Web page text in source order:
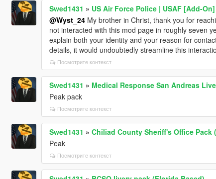
Swed1431 » US Air Force Police | USAF [Add-On]
@Wyst_24My brother in Christ, thank you for
not interacted with this mod page in roughly seven
explain both your identity and your reason for
details, it would undoubtedly streamline this
Посмотрите контекст
Swed1431 » Medical Response San Andreas
Peak pack
Посмотрите контекст
Swed1431 » Chiliad County Sheriff's Office Pack
Peak
Посмотрите контекст